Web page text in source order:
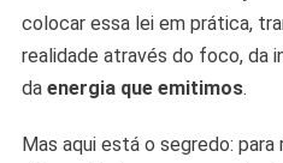
colocar essa lei em prática,
realidade através do foco, da
da energia que emitimos.
Mas aqui está o segredo: